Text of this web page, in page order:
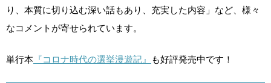
り、本質に切り込む深い話もあり、充実した内容」など、様々
なコメントが寄せられています。
単行本 『コロナ時代の選挙漫遊記』 も好評発売中です！